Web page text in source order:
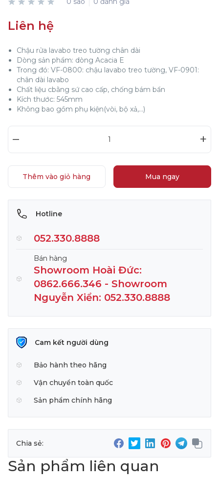
Liên hệ
Chậu rửa lavabo treo tường chân dài
Dòng sản phẩm: dòng Acacia E
Trong đó: VF-0800: chậu lavabo treo tường, VF-0901:
chân dài lavabo
Chất liệu cbằng sứ cao cấp, chống bám bẩn
Kích thước: 545mm
Không bao gồm phụ kiện(vòi, bộ xả,...)
– +
Thêm vào giỏ hàng Mua ngay
Hotline
052.330.8888
Bán hàng
Showroom Hoài Đức:
0862.666.346 - Showroom
Nguyễn Xiển: 052.330.8888
Cam kết người dùng
Bảo hành theo hãng
Vận chuyển toàn quốc
Sản phẩm chính hãng
Chia sẻ:
Sản phẩm liên quan